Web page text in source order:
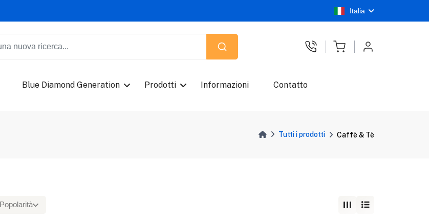
Italia
Blue Diamond Generation Prodotti Informazioni Contatto
Tutti i prodotti Caffè & Tè
Popolarità